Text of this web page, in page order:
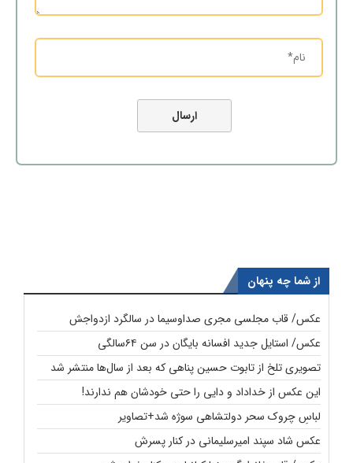
از شما چه پنهان
عکس/ قاب مجلسی مجری صداوسیما در سالگرد ازدواجش
عکس/ استایل جدید افسانه بایگان در سن ۶۴سالگی
تصویری تلخ از تابوت حسین پناهی که بعد از سال‌ها منتشر شد
این عکس از خداداد و دایی را حتی خودشان هم ندارند!
لباسِ چروک سحر دولتشاهی سوژه شد+تصاویر
عکس شاد سپند امیرسلیمانی در کنار پسرش